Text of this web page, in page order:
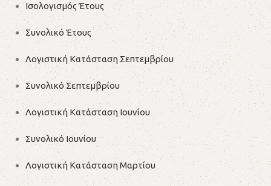
Ισολογισμός Έτους
Συνολικό Έτους
Λογιστική Κατάσταση Σεπτεμβρίου
Συνολικό Σεπτεμβρίου
Λογιστική Κατάσταση Ιουνίου
Συνολικό Ιουνίου
Λογιστική Κατάσταση Μαρτίου